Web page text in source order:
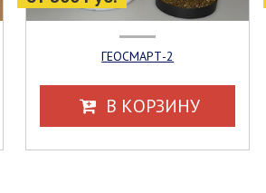
ГЕОСМАРТ-2
В КОРЗИНУ